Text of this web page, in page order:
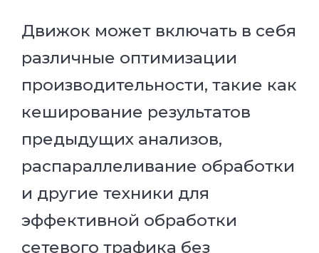
Движок может включать в себя
различные оптимизации
производительности, такие как
кеширование результатов
предыдущих анализов,
распараллеливание обработки
и другие техники для
эффективной обработки
сетевого трафика без